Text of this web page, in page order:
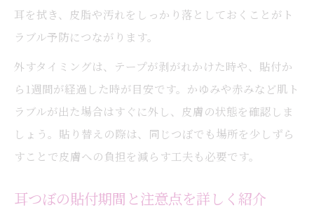
耳を拭き、皮脂や汚れをしっかり落としておくことがト
ラブル予防につながります。
外すタイミングは、テープが剥がれかけた時や、貼付か
ら1週間が経過した時が目安です。かゆみや赤みなど肌ト
ラブルが出た場合はすぐに外し、皮膚の状態を確認しま
しょう。貼り替えの際は、同じつぼでも場所を少しずら
すことで皮膚への負担を減らす工夫も必要です。
耳つぼの貼付期間と注意点を詳しく紹介